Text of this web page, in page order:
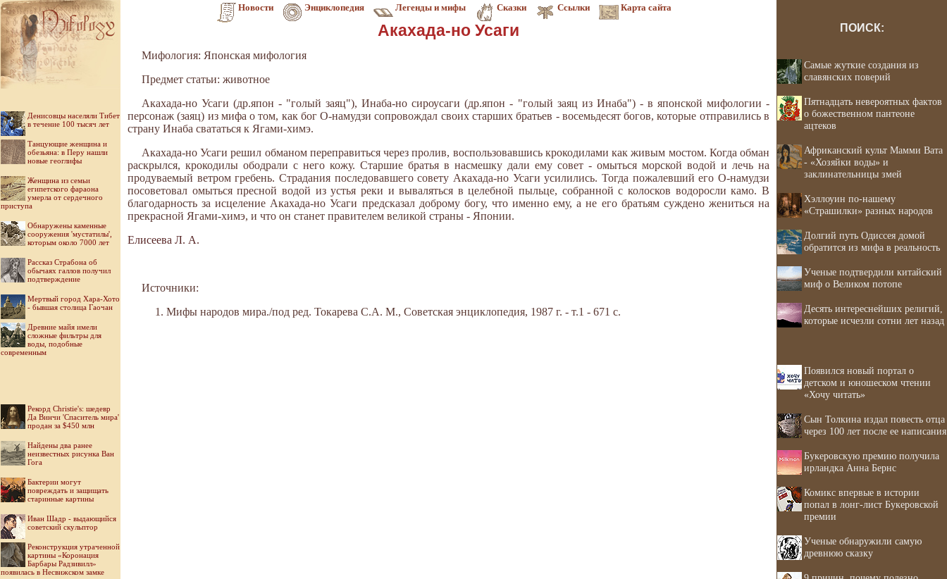
Новости Энциклопедия Легенды и мифы Сказки Ссылки Карта сайта
Денисовцы населяли Тибет
в течение 100 тысяч лет
Танцующие женщина и
обезьяна: в Перу нашли
новые геоглифы
Женщина из семьи
египетского фараона
умерла от сердечного
приступа
Обнаружены каменные
сооружения 'мустатилы',
которым около 7000 лет
Рассказ Страбона об
обычаях галлов получил
подтверждение
Мертвый город Хара-Хото
- бывшая столица Гаочан
Древние майя имели
сложные фильтры для
воды, подобные
современным
Рекорд Christie's: шедевр
Да Винчи 'Спаситель мира'
продан за $450 млн
Найдены два ранее
неизвестных рисунка Ван
Гога
Бактерии могут
повреждать и защищать
старинные картины
Иван Шадр - выдающийся
советский скульптор
Реконструкция утраченной
картины «Коронация
Барбары Радзивилл»
появилась в Несвижском замке
Акахада-но Усаги
Мифология: Японская мифология
Предмет статьи: животное
Акахада-но Усаги (др.япон - "голый заяц"), Инаба-но сироусаги (др.япон - "голый заяц из Инаба") - в японской мифологии -
персонаж (заяц) из мифа о том, как бог О-намудзи сопровождал своих старших братьев - восемьдесят богов, которые отправились в
страну Инаба свататься к Ягами-химэ.
Акахада-но Усаги решил обманом переправиться через пролив, воспользовавшись крокодилами как живым мостом. Когда обман
раскрылся, крокодилы ободрали с него кожу. Старшие братья в насмешку дали ему совет - омыться морской водой и лечь на
продуваемый ветром гребень. Страдания последовавшего совету Акахада-но Усаги усилились. Тогда пожалевший его О-намудзи
посоветовал омыться пресной водой из устья реки и вываляться в целебной пыльце, собранной с колосков водоросли камо. В
благодарность за исцеление Акахада-но Усаги предсказал доброму богу, что именно ему, а не его братьям суждено жениться на
прекрасной Ягами-химэ, и что он станет правителем великой страны - Японии.
Елисеева Л. А.
Источники:
Мифы народов мира./под ред. Токарева С.А. М., Советская энциклопедия, 1987 г. - т.1 - 671 с.
ПОИСК:
Самые жуткие создания из
славянских поверий
Пятнадцать невероятных фактов
о божественном пантеоне
ацтеков
Африканский культ Мамми Вата
- «Хозяйки воды» и
заклинательницы змей
Хэллоуин по-нашему
«Страшилки» разных народов
Долгий путь Одиссея домой
обратится из мифа в реальность
Ученые подтвердили китайский
миф о Великом потопе
Десять интереснейших религий,
которые исчезли сотни лет назад
Появился новый портал о
детском и юношеском чтении
«Хочу читать»
Сын Толкина издал повесть отца
через 100 лет после ее написания
Букеровскую премию получила
ирландка Анна Бернс
Комикс впервые в истории
попал в лонг-лист Букеровской
премии
Ученые обнаружили самую
древнюю сказку